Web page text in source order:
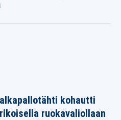
kohautti
ruokavaliollaan